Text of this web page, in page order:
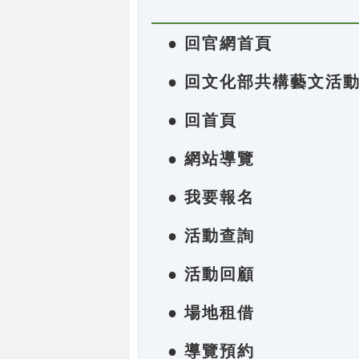
● 回官網首頁
● 回文化部共構藝文活
● 回首頁
● 網站導覽
● 我要報名
● 活動查詢
● 活動回顧
● 場地租借
● 導覽預約